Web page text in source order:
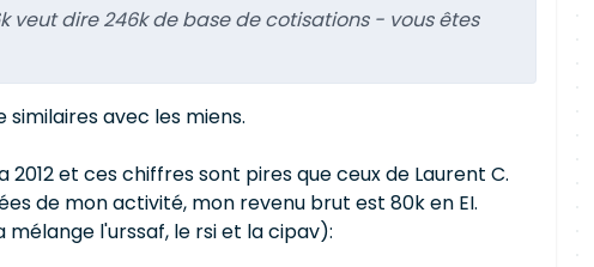
veut dire 246k de base de cotisations - vous êtes
avec les miens.
et ces chiffres sont pires que ceux de Laurent C.
de mon activité, mon revenu brut est 80k en EI.
l'urssaf, le rsi et la cipav):